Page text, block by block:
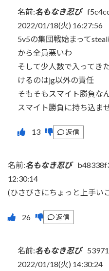
名前:名もなき忍び
2022/01/18(火) 16:27:56
5v5の集団戦始まって
から全員悪いわ
そして少人数で入ってき
けるのはjg以外の責任
そもそもスマイト勝負な
スマイト勝負に持ち込ま
返信
名前:名もなき忍び
12:30:14
(ひさびさにちょっと上手い
返信
名前:名もなき忍び
2022/01/18(火) 14:30:24